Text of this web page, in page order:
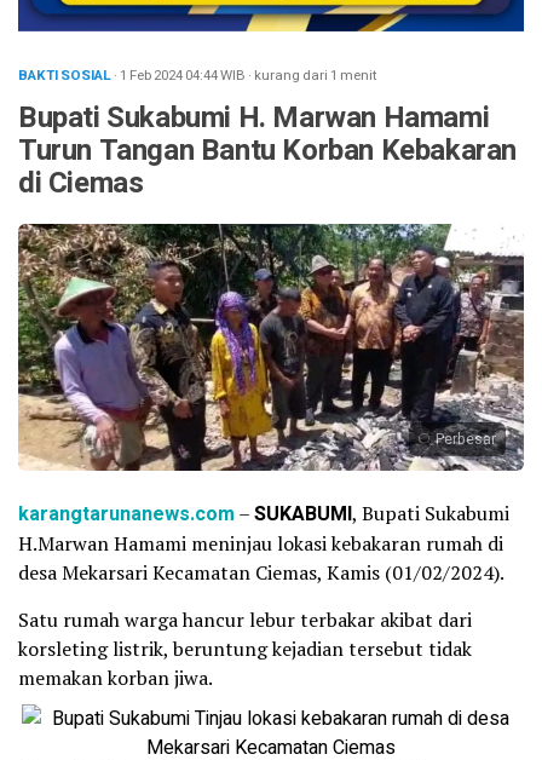
BAKTI SOSIAL· 1 Feb 202404:44WIB · kurang dari 1 menit
Bupati Sukabumi H. Marwan Hamami
Turun Tangan Bantu Korban Kebakaran
di Ciemas
Perbesar
karangtarunanews.com –SUKABUMI, Bupati Sukabumi
H.Marwan Hamami meninjau lokasi kebakaran rumah di
desa Mekarsari Kecamatan Ciemas, Kamis (01/02/2024).
Satu rumah warga hancur lebur terbakar akibat dari
korsleting listrik, beruntung kejadian tersebut tidak
memakan korban jiwa.